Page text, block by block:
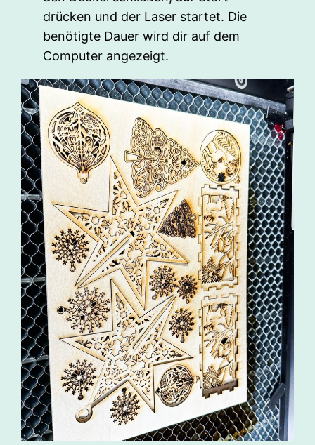
drücken und der Laser startet. Die
benötigte Dauer wird dir auf dem
Computer angezeigt.